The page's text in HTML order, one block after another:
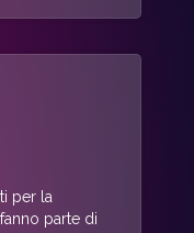
per la
parte di